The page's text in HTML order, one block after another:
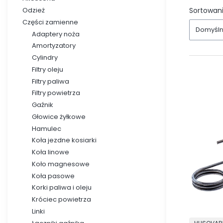
Odzież
Części zamienne
Adaptery noża
Amortyzatory
Cylindry
Filtry oleju
Filtry paliwa
Filtry powietrza
Gaźnik
Głowice żyłkowe
Hamulec
Koła jezdne kosiarki
Koła linowe
Koło magnesowe
Koła pasowe
Korki paliwa i oleju
Króciec powietrza
Linki